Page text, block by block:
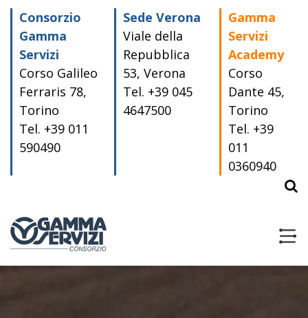
Consorzio
Gamma
Servizi
Corso Galileo
Ferraris 78,
Torino
Tel. +39 011
590490
Sede Verona
Viale della
Repubblica
53, Verona
Tel. +39 045
4647500
Gamma
Servizi
Academy
Corso
Dante 45,
Torino
Tel. +39
011
0360940